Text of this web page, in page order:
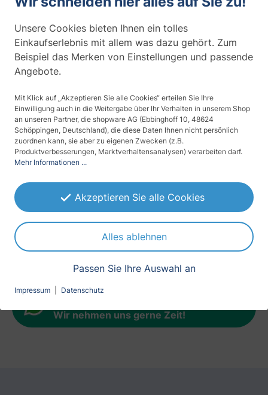
einfacher. Der spezielle Rakel ist genau
au…Mehr
Bewertungen 19
Produktsicherheit
FolienexperteMartin Siegel- Geschäftsführer
» Fragen offen zu diesem Artikel? Ich nehme
mir gerne Zeit für Sie! «
Wir nehmen uns gerne Zeit!
Unsere Cookies bieten Ihnen ein tolles
Einkaufserlebnis mit allem was dazu gehört. Zum
Beispiel das Merken von Einstellungen und passende
Angebote.
Mit Klick auf „Akzeptieren Sie alle Cookies“ erteilen Sie Ihre
Einwilligung auch in die Weitergabe über Ihr Verhalten in unserem Shop
an unseren Partner, die shopware AG (Ebbinghoff 10, 48624
Schöppingen, Deutschland), die diese Daten Ihnen nicht persönlich
zuordnen kann, sie aber zu eigenen Zwecken (z.B.
Produktverbesserungen, Marktverhaltensanalysen) verarbeiten darf.
Mehr Informationen ...
Akzeptieren Sie alle Cookies
Alles ablehnen
Passen Sie Ihre Auswahl an
Impressum Datenschutz